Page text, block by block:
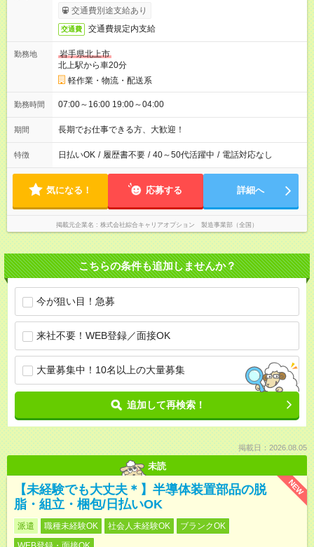
交通費別途支給あり
交通費 交通費規定内支給
勤務地
岩手県北上市
北上駅から車20分
軽作業・物流・配送系
勤務時間 07:00～16:00 19:00～04:00
期間 長期でお仕事できる方、大歓迎！
特徴 日払いOK / 履歴書不要 / 40～50代活躍中 / 電話対応なし
気になる！ 応募する 詳細へ
掲載元企業名 株式会社綜合キャリアオプション 製造事業部（全国）
こちらの条件も追加しませんか？
今が狙い目！急募
来社不要！WEB登録／面接OK
大量募集中！10名以上の大量募集
追加して再検索！
掲載日：2026.08.05
未読
NEW
【未経験でも大丈夫＊】半導体装置部品の脱
脂・組立・梱包/日払いOK
派遣 職種未経験OK 社会人未経験OK
ブランクOK